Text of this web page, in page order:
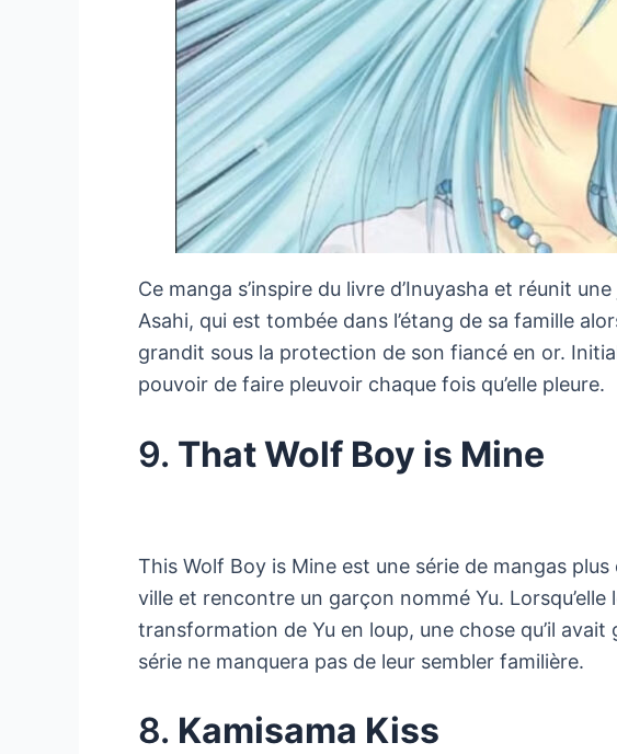
Ce manga s’inspire du livre d’Inuyasha et réunit
Asahi, qui est tombée dans l’étang de sa famille
grandit sous la protection de son fiancé en or.
pouvoir de faire pleuvoir chaque fois qu’elle pleure.
9. That Wolf Boy is Mine
This Wolf Boy is Mine est une série de mangas
ville et rencontre un garçon nommé Yu.
transformation de Yu en loup, une chose qu’il
série ne manquera pas de leur sembler familière.
8. Kamisama Kiss